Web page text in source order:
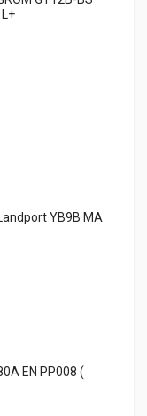
YB9B MA
EN PP008 (